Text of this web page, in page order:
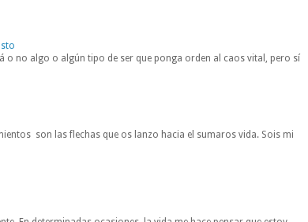
o no algo o algún tipo de ser que ponga orden al caos vital, pero sí
son las flechas que os lanzo hacia el sumaros vida. Sois mi